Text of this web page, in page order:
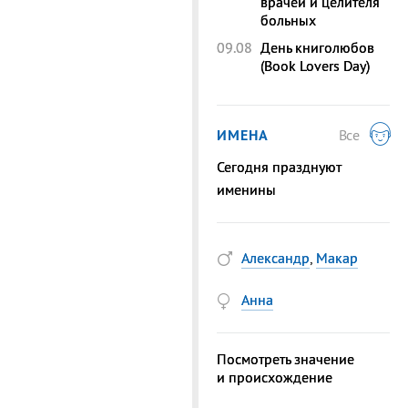
больных
09.08 День книголюбов
(Book Lovers Day)
ИМЕНА
Все
Сегодня празднуют
именины
Александр, Макар
Анна
Посмотреть значение
и происхождение